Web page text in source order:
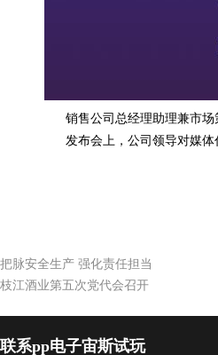
销售公司总经理助理兼市场
发布会上，公司领导对媒体
把脉安全生产 强化责任担当
枝江酒业第五次党代会召开
联系pp电子宙斯试玩